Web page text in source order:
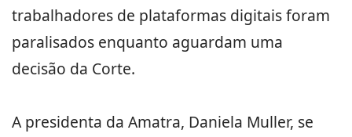
trabalhadores de plataformas digitais foram
paralisados enquanto aguardam uma
decisão da Corte.
A presidenta da Amatra, Daniela Muller, se